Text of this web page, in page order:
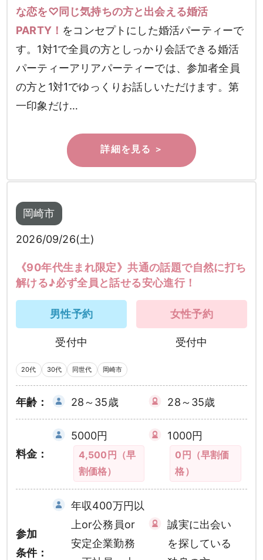
な恋を♡同じ気持ちの方と出会える婚活
PARTY！ をコンセプトにした婚活パーティーで
す。1対1で全員の方としっかり会話できる婚活
パーティーアリアパーティーでは、参加者全員
の方と1対1でゆっくりお話しいただけます。第
一印象だけ…
岡崎市
2026/09/26(土)
《90年代生まれ限定》共通の話題で自然に打ち
解ける♪必ず全員と話せる安心進行！
男性予約
受付中
女性予約
受付中
20代 30代 同世代 岡崎市
年齢： 28～35歳 28～35歳
料金：
5000円
4,500円（早
割価格）
1000円
0円（早割価
格）
参加
条件：
年収400万円以
上or公務員or
安定企業勤務
誠実に出会い
を探している